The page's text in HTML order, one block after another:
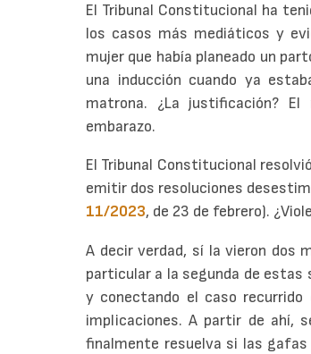
El Tribunal Constitucional ha
los casos más mediáticos y
mujer que había planeado un
una inducción cuando ya
matrona. ¿La justificación?
embarazo.
El Tribunal Constitucional
emitir dos resoluciones
11/2023, de 23 de febrero).
A decir verdad, sí la vieron dos
particular a la segunda de estas
y conectando el caso
implicaciones. A partir de ahí,
finalmente resuelva si las